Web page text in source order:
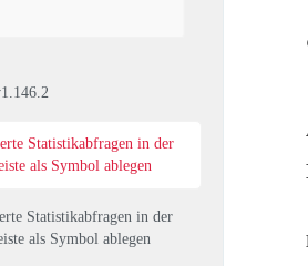
Statistikabfragen in der
als Symbol ablegen
Statistikabfragen in der
als Symbol ablegen